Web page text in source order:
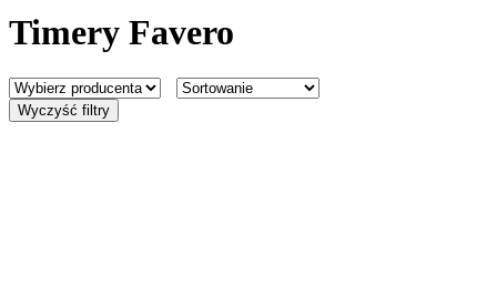
Timery Favero
Wyczyść filtry